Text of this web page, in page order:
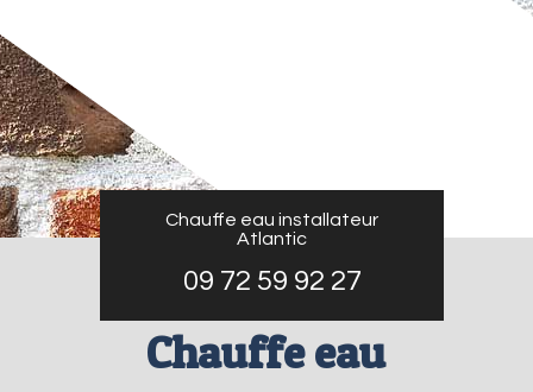
Chauffe eau installateur
Atlantic
09 72 59 92 27
Chauffe eau